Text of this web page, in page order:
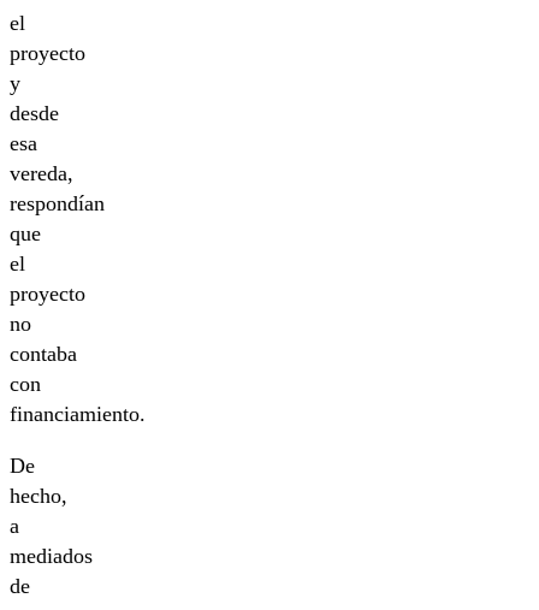
el
proyecto
y
desde
esa
vereda,
respondían
que
el
proyecto
no
contaba
con
financiamiento.
De
hecho,
a
mediados
de